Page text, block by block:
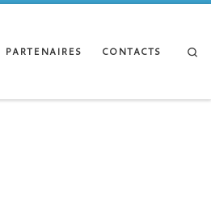
PARTENAIRES CONTACTS